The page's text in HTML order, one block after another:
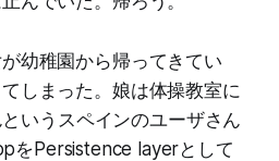
幼稚園から帰ってきてい
しまった。娘は体操教室に
いうスペインのユーザさん
をPersistence layerとして